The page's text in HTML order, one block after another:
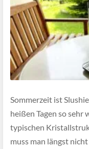
Sommerzeit ist
heißen Tagen so sehr
typischen
muss man längst